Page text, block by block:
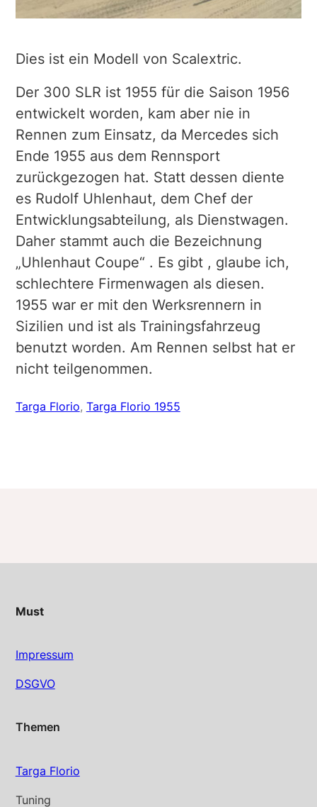
Dies ist ein Modell von Scalextric.
Der 300 SLR ist 1955 für die Saison 1956
entwickelt worden, kam aber nie in
Rennen zum Einsatz, da Mercedes sich
Ende 1955 aus dem Rennsport
zurückgezogen hat. Statt dessen diente
es Rudolf Uhlenhaut, dem Chef der
Entwicklungsabteilung, als Dienstwagen.
Daher stammt auch die Bezeichnung
„Uhlenhaut Coupe“ . Es gibt , glaube ich,
schlechtere Firmenwagen als diesen.
1955 war er mit den Werksrennern in
Sizilien und ist als Trainingsfahrzeug
benutzt worden. Am Rennen selbst hat er
nicht teilgenommen.
Targa Florio, Targa Florio 1955
Must
Impressum
DSGVO
Themen
Targa Florio
Tuning